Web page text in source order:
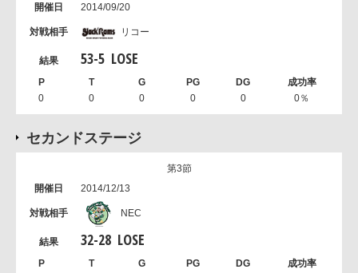
2014/09/20
リコー
53-5 LOSE
0 0 0 0 0 0％
セカンドステージ
第3節
2014/12/13
NEC
32-28 LOSE